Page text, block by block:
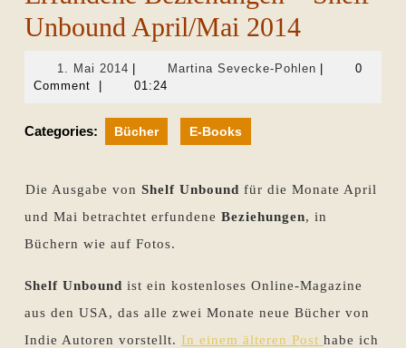
Unbound April/Mai 2014
1. Mai 2014 1.
Mai
Martina Sevecke-PohlenMartina
0
Comment
01:24
Categories: Bücher E-Books
Die Ausgabe von Shelf Unbound für die Monate April
und Mai betrachtet erfundene Beziehungen, in
Büchern wie auf Fotos.
Shelf Unbound ist ein kostenloses Online-Magazine
aus den USA, das alle zwei Monate neue Bücher von
Indie Autoren vorstellt. In einem älteren Post habe ich